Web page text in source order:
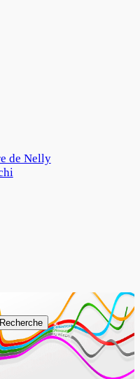
de Nelly
Recherche